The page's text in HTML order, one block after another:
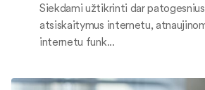
Siekdami užtikrinti dar
atsiskaitymus internetu,
internetu funk...